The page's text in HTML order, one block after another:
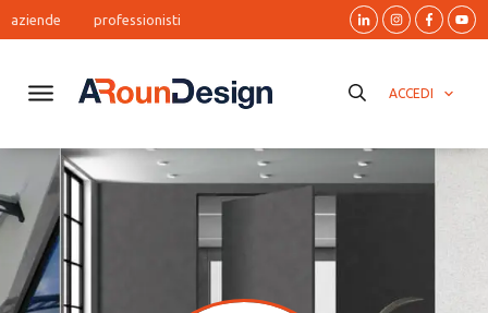
aziende professionisti
ACCEDI